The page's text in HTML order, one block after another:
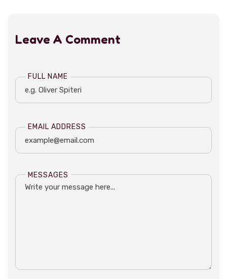
Leave A Comment
FULL NAME
EMAIL ADDRESS
MESSAGES